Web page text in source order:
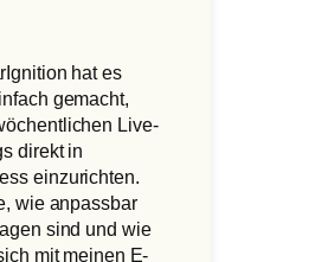
hat es
gemacht,
Live-
direkt in
einzurichten.
wie anpassbar
sind und wie
mit meinen E-